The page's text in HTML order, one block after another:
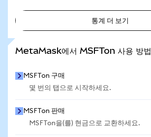
통계 더 보기
MetaMask에서 MSFTon 사용 방법
MSFTon 구매
몇 번의 탭으로 시작하세요.
MSFTon 판매
MSFTon을(를) 현금으로 교환하세요.